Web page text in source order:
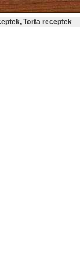
Torta receptek